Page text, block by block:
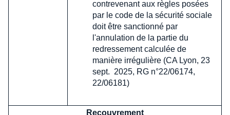
contrevenant aux règles posées
par le code de la sécurité sociale
doit être sanctionné par
l'annulation de la partie du
redressement calculée de
manière irrégulière (CA Lyon, 23
sept. 2025, RG n°22/06174,
22/06181)
Recouvrement